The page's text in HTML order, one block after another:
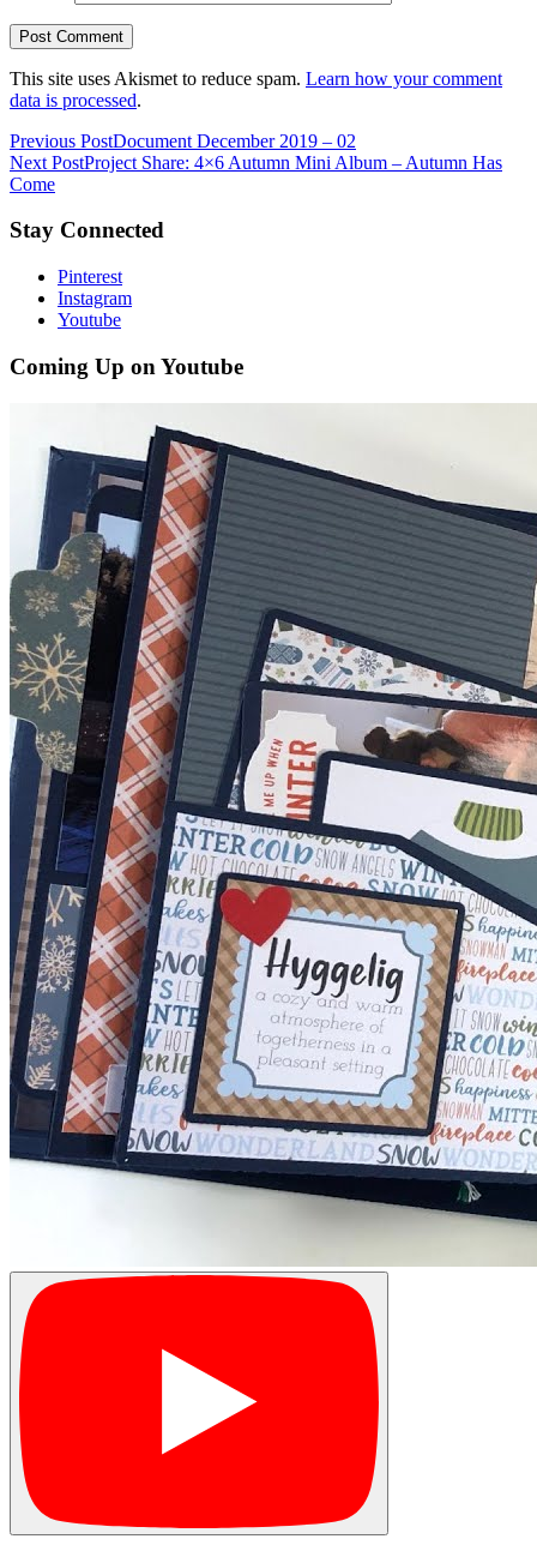
This site uses Akismet to reduce spam. Learn how your comment
data is processed.
Previous PostDocument December 2019 – 02
Next PostProject Share: 4×6 Autumn Mini Album – Autumn Has
Come
Stay Connected
Pinterest
Instagram
Youtube
Coming Up on Youtube